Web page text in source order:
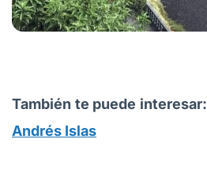
También te puede interesar:
Andrés Islas